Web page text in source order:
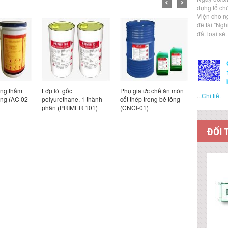
thấm
(AC 02
Lớp lót gốc
polyurethane, 1 thành
phần (PRIMER 101)
Phụ gia ức chế ăn mòn
cốt thép trong bê tông
(CNCI-01)
co, tính
dựng tổ
Viện cho
đề tài
đất loại
...Chi tiết
ĐỐI